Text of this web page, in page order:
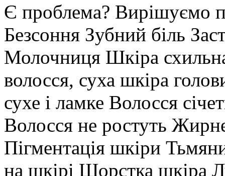
Є проблема? Вирішуємо
Безсоння Зубний біль
Молочниця Шкіра
волосся, суха шкіра
сухе і ламке Волосся
Волосся не ростуть
Пігментація шкіри
на шкірі Шорстка шкіра